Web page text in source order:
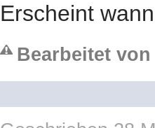
Erscheint
Bearbeitet von